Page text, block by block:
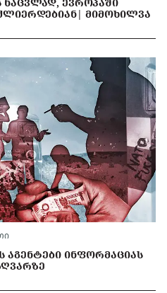
ᲔᲕᲠᲝᲞᲐᲨᲘ
ᲛᲘᲛᲝᲮᲘᲚᲕᲐ
ᲘᲜᲤᲝᲠᲛᲐᲪᲘᲐᲡ